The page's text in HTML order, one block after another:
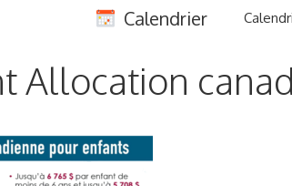
Calendrier
Allocation